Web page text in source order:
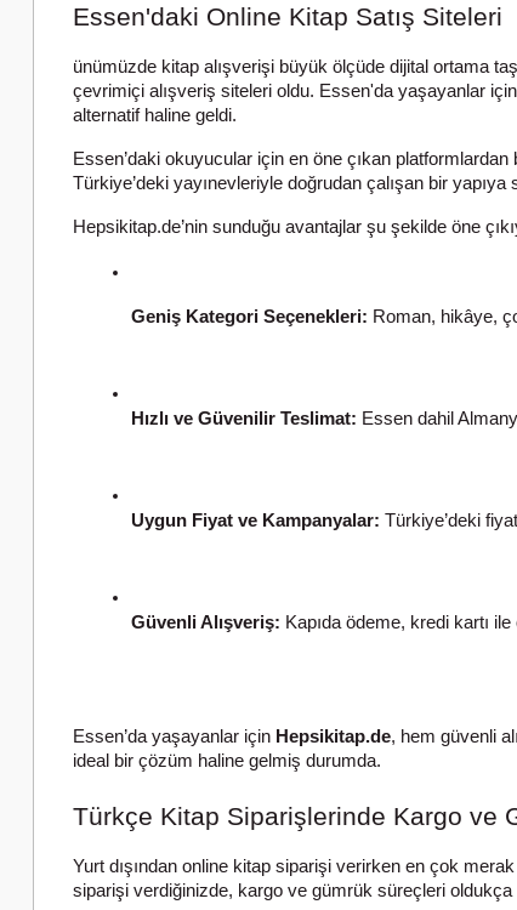
Essen'daki Online Kitap Satış Siteleri
ünümüzde kitap alışverişi büyük ölçüde dijital ortama
çevrimiçi alışveriş siteleri oldu. Essen'da yaşayanlar
alternatif haline geldi.
Essen’daki okuyucular için en öne çıkan platformlardan
Türkiye’deki yayınevleriyle doğrudan çalışan bir
Hepsikitap.de’nin sunduğu avantajlar şu şekilde öne
Geniş Kategori Seçenekleri: Roman, hikâye,
Hızlı ve Güvenilir Teslimat: Essen dahil
Uygun Fiyat ve Kampanyalar: Türkiye’deki
Güvenli Alışveriş: Kapıda ödeme, kredi kartı
Essen’da yaşayanlar için Hepsikitap.de, hem güvenli
ideal bir çözüm haline gelmiş durumda.
Türkçe Kitap Siparişlerinde Kargo ve
Yurt dışından online kitap siparişi verirken en çok
siparişi verdiğinizde, kargo ve gümrük süreçleri oldukça